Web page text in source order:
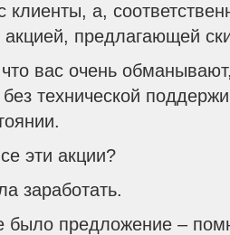
клиенты, а,
акцией, предлагающей
вас очень
без технической
эти акции?
заработать.
предложение –